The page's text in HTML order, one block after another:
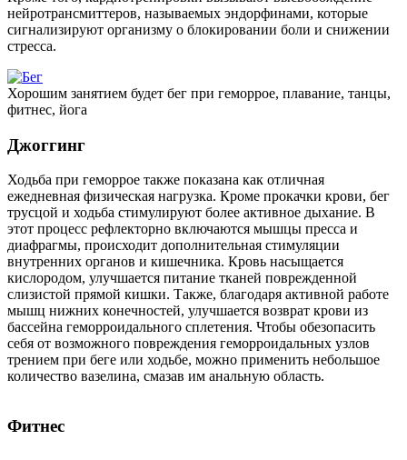
нейротрансмиттеров, называемых эндорфинами, которые
сигнализируют организму о блокировании боли и снижении
стресса.
Хорошим занятием будет бег при геморрое, плавание, танцы,
фитнес, йога
Джоггинг
Ходьба при геморрое также показана как отличная
ежедневная физическая нагрузка. Кроме прокачки крови, бег
трусцой и ходьба стимулируют более активное дыхание. В
этот процесс рефлекторно включаются мышцы пресса и
диафрагмы, происходит дополнительная стимуляции
внутренних органов и кишечника. Кровь насыщается
кислородом, улучшается питание тканей поврежденной
слизистой прямой кишки. Также, благодаря активной работе
мышц нижних конечностей, улучшается возврат крови из
бассейна геморроидального сплетения. Чтобы обезопасить
себя от возможного повреждения геморроидальных узлов
трением при беге или ходьбе, можно применить небольшое
количество вазелина, смазав им анальную область.
Фитнес